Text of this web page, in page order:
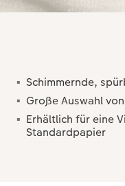
Schimmernde,
Große Auswahl
Erhältlich für eine
Standardpapier